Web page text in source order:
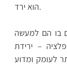
הוא ירד.
בו הם למעשה
– ירידת
לעומק ומדוע